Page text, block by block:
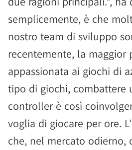
semplicemente, è che
nostro team di sviluppo
recentemente, la maggior
appassionata ai giochi di
tipo di giochi, combattere
controller è così
voglia di giocare per ore.
che, nel mercato odierno,